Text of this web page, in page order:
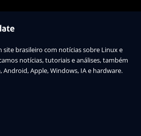
site brasileiro com notícias sobre Linux e
notícias, tutoriais e análises, também
Android, Apple, Windows, IA e hardware.